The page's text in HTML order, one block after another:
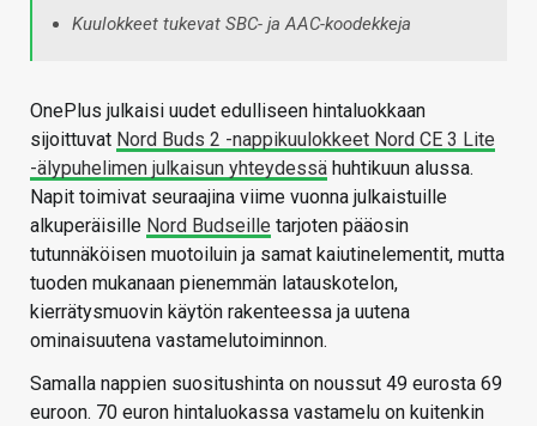
Kuulokkeet tukevat SBC- ja AAC-koodekkeja
OnePlus julkaisi uudet edulliseen hintaluokkaan
sijoittuvat Nord Buds 2 -nappikuulokkeet Nord CE 3 Lite
-älypuhelimen julkaisun yhteydessä huhtikuun alussa.
Napit toimivat seuraajina viime vuonna julkaistuille
alkuperäisille Nord Budseille tarjoten pääosin
tutunnäköisen muotoiluin ja samat kaiutinelementit, mutta
tuoden mukanaan pienemmän latauskotelon,
kierrätysmuovin käytön rakenteessa ja uutena
ominaisuutena vastamelutoiminnon.
Samalla nappien suositushinta on noussut 49 eurosta 69
euroon. 70 euron hintaluokassa vastamelu on kuitenkin